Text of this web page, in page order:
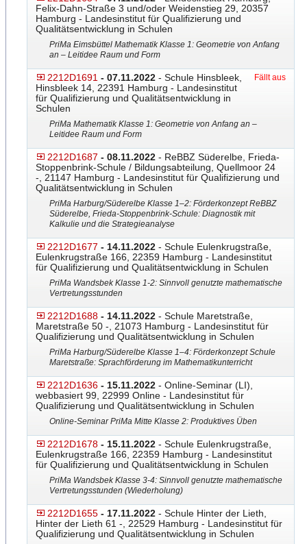
Felix-Dahn-Straße 3 und/oder Weidenstieg 29, 20357
Hamburg - Landesinstitut für Qualifizierung und
Qualitätsentwicklung in Schulen
PriMa Eimsbüttel Mathematik Klasse 1: Geometrie von Anfang
an – Leitidee Raum und Form
2212D1691 - 07.11.2022 - Schule Hinsbleek,
Hinsbleek 14, 22391 Hamburg - Landesinstitut
für Qualifizierung und Qualitätsentwicklung in
Schulen
Fällt aus
PriMa Mathematik Klasse 1: Geometrie von Anfang an –
Leitidee Raum und Form
2212D1687 - 08.11.2022 - ReBBZ Süderelbe, Frieda-
Stoppenbrink-Schule ​ / Bildungsabteilung, Quellmoor 24
-, 21147 Hamburg - Landesinstitut für Qualifizierung und
Qualitätsentwicklung in Schulen
PriMa Harburg/Süderelbe Klasse 1–2: Förderkonzept ReBBZ
Süderelbe, Frieda-Stoppenbrink-Schule​: Diagnostik mit
Kalkulie und die Strategieanalyse
2212D1677 - 14.11.2022 - Schule Eulenkrugstraße,
Eulenkrugstraße 166, 22359 Hamburg - Landesinstitut
für Qualifizierung und Qualitätsentwicklung in Schulen
PriMa Wandsbek Klasse 1-2: Sinnvoll genutzte mathematische
Vertretungsstunden
2212D1688 - 14.11.2022 - Schule Maretstraße,
Maretstraße 50 -, 21073 Hamburg - Landesinstitut für
Qualifizierung und Qualitätsentwicklung in Schulen
PriMa Harburg/Süderelbe Klasse 1–4: Förderkonzept Schule
Maretstraße: Sprachförderu​ng im Mathematikunterricht
2212D1636 - 15.11.2022 - Online-Seminar (LI),
webbasiert 99, 22999 Online - Landesinstitut für
Qualifizierung und Qualitätsentwicklung in Schulen
Online-Seminar PriMa Mitte Klasse 2: Produktives Üben
2212D1678 - 15.11.2022 - Schule Eulenkrugstraße,
Eulenkrugstraße 166, 22359 Hamburg - Landesinstitut
für Qualifizierung und Qualitätsentwicklung in Schulen
PriMa Wandsbek Klasse 3-4: Sinnvoll genutzte mathematische
Vertretungsstunden (Wiederholung)
2212D1655 - 17.11.2022 - Schule Hinter der Lieth,
Hinter der Lieth 61 -, 22529 Hamburg - Landesinstitut für
Qualifizierung und Qualitätsentwicklung in Schulen